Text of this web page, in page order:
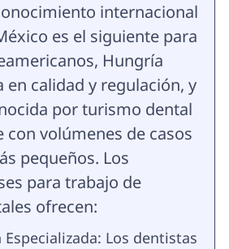
internacional
es el siguiente para
Hungría
en calidad y regulación, y
por turismo dental
con volúmenes de casos
pequeños. Los
para trabajo de
ofrecen:
Especializada: Los dentistas